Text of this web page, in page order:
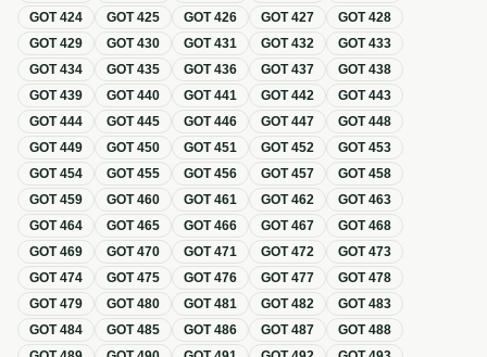
GOT424 GOT425 GOT426 GOT427 GOT428
GOT429 GOT430 GOT431 GOT432 GOT433
GOT434 GOT435 GOT436 GOT437 GOT438
GOT439 GOT440 GOT441 GOT442 GOT443
GOT444 GOT445 GOT446 GOT447 GOT448
GOT449 GOT450 GOT451 GOT452 GOT453
GOT454 GOT455 GOT456 GOT457 GOT458
GOT459 GOT460 GOT461 GOT462 GOT463
GOT464 GOT465 GOT466 GOT467 GOT468
GOT469 GOT470 GOT471 GOT472 GOT473
GOT474 GOT475 GOT476 GOT477 GOT478
GOT479 GOT480 GOT481 GOT482 GOT483
GOT484 GOT485 GOT486 GOT487 GOT488